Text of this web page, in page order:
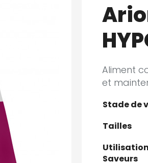
Aliment
et
Stade de
Tailles
Utilisation
Saveurs